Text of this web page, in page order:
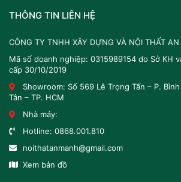
THÔNG TIN LIÊN HỆ
CÔNG TY TNHH XÂY DỰNG VÀ NỘI THẤT
Mã số doanh nghiệp: 0315989154 do Sở KH
cấp 30/10/2019
Showroom: Số 569 Lê Trọng Tấn – P.
Tân – TP. HCM
Nhà máy:
Hotline: 0868.001.810
noithatanmanh@gmail.com
Xem bản đồ